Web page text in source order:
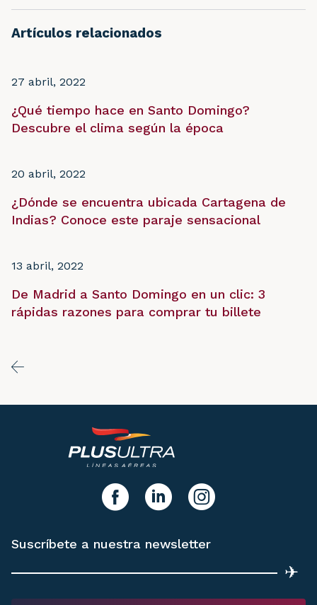
Artículos relacionados
27 abril, 2022
¿Qué tiempo hace en Santo Domingo?
Descubre el clima según la época
20 abril, 2022
¿Dónde se encuentra ubicada Cartagena de
Indias? Conoce este paraje sensacional
13 abril, 2022
De Madrid a Santo Domingo en un clic: 3
rápidas razones para comprar tu billete
facebooklinkedIn instagram
Suscríbete a nuestra newsletter
✈